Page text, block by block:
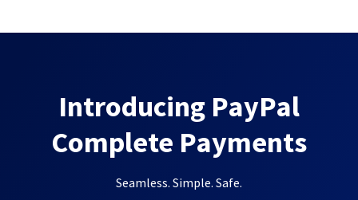
Introducing PayPal
Complete Payments
Seamless. Simple. Safe.